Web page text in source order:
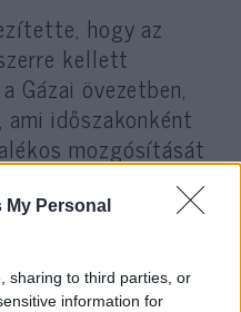
Personal
sharing to third parties, or
information for
hogy az
kellett
Gázai övezetben,
ami időszakonként
mozgósítását
az IDF-nek: 100 új
az izraeli légierő